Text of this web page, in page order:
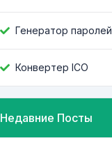
Генератор паролей
Конвертер ICO
Недавние Посты